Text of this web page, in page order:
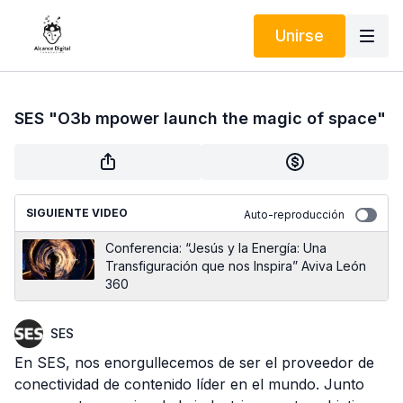
Unirse
SES "O3b mpower launch the magic of space"
SIGUIENTE VIDEO Auto-reproducción
Conferencia: “Jesús y la Energía: Una
Transfiguración que nos Inspira” Aviva León
360
SES
En SES, nos enorgullecemos de ser el proveedor de
conectividad de contenido líder en el mundo. Junto